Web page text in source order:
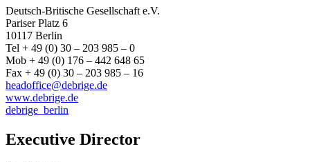
Deutsch-Britische Gesellschaft e.V.
Pariser Platz 6
10117 Berlin
Tel + 49 (0) 30 – 203 985 – 0
Mob + 49 (0) 176 – 442 648 65
Fax + 49 (0) 30 – 203 985 – 16
headoffice@debrige.de
www.debrige.de
debrige_berlin
Executive Director